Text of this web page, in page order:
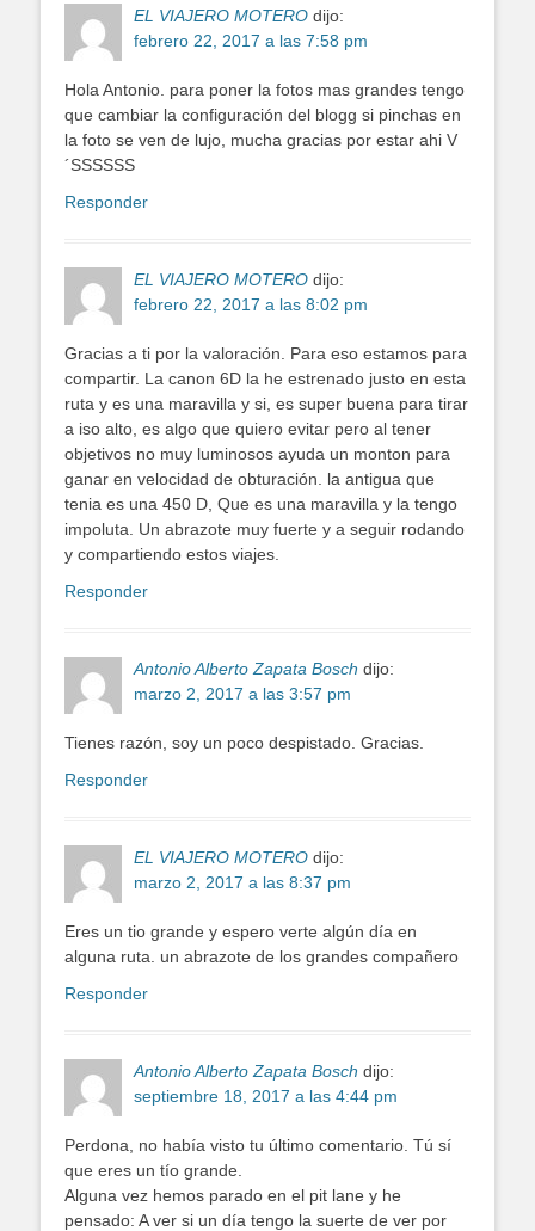
EL VIAJERO MOTERO dijo:
febrero 22, 2017 a las 7:58 pm
Hola Antonio. para poner la fotos mas grandes tengo
que cambiar la configuración del blogg si pinchas en
la foto se ven de lujo, mucha gracias por estar ahi V
´SSSSSS
Responder
EL VIAJERO MOTERO dijo:
febrero 22, 2017 a las 8:02 pm
Gracias a ti por la valoración. Para eso estamos para
compartir. La canon 6D la he estrenado justo en esta
ruta y es una maravilla y si, es super buena para tirar
a iso alto, es algo que quiero evitar pero al tener
objetivos no muy luminosos ayuda un monton para
ganar en velocidad de obturación. la antigua que
tenia es una 450 D, Que es una maravilla y la tengo
impoluta. Un abrazote muy fuerte y a seguir rodando
y compartiendo estos viajes.
Responder
Antonio Alberto Zapata Bosch dijo:
marzo 2, 2017 a las 3:57 pm
Tienes razón, soy un poco despistado. Gracias.
Responder
EL VIAJERO MOTERO dijo:
marzo 2, 2017 a las 8:37 pm
Eres un tio grande y espero verte algún día en
alguna ruta. un abrazote de los grandes compañero
Responder
Antonio Alberto Zapata Bosch dijo:
septiembre 18, 2017 a las 4:44 pm
Perdona, no había visto tu último comentario. Tú sí
que eres un tío grande.
Alguna vez hemos parado en el pit lane y he
pensado: A ver si un día tengo la suerte de ver por